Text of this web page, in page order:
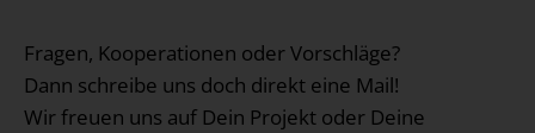
Fragen, Kooperationen oder Vorschläge?
Dann schreibe uns doch direkt eine Mail!
Wir freuen uns auf Dein Projekt oder Deine